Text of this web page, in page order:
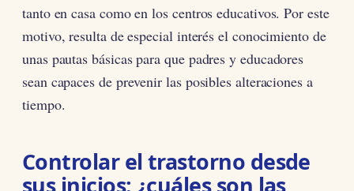
tanto en casa como en los centros educativos. Por este
motivo, resulta de especial interés el conocimiento de
unas pautas básicas para que padres y educadores
sean capaces de prevenir las posibles alteraciones a
tiempo.
Controlar el trastorno desde
sus inicios: ¿cuáles son las